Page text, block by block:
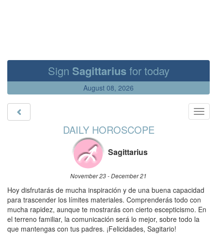
Sign Sagittariusfor today
August 08, 2026
DAILY HOROSCOPE
Sagittarius
November 23 - December 21
Hoy disfrutarás de mucha inspiración y de una buena capacidad
para trascender los límites materiales. Comprenderás todo con
mucha rapidez, aunque te mostrarás con cierto escepticismo. En
el terreno familiar, la comunicación será lo mejor, sobre todo la
que mantengas con tus padres. ¡Felicidades, Sagitario!